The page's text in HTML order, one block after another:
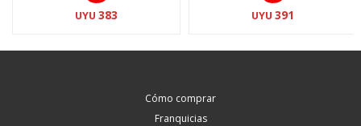
UYU 383 UYU 391
Cómo comprar
Franquicias